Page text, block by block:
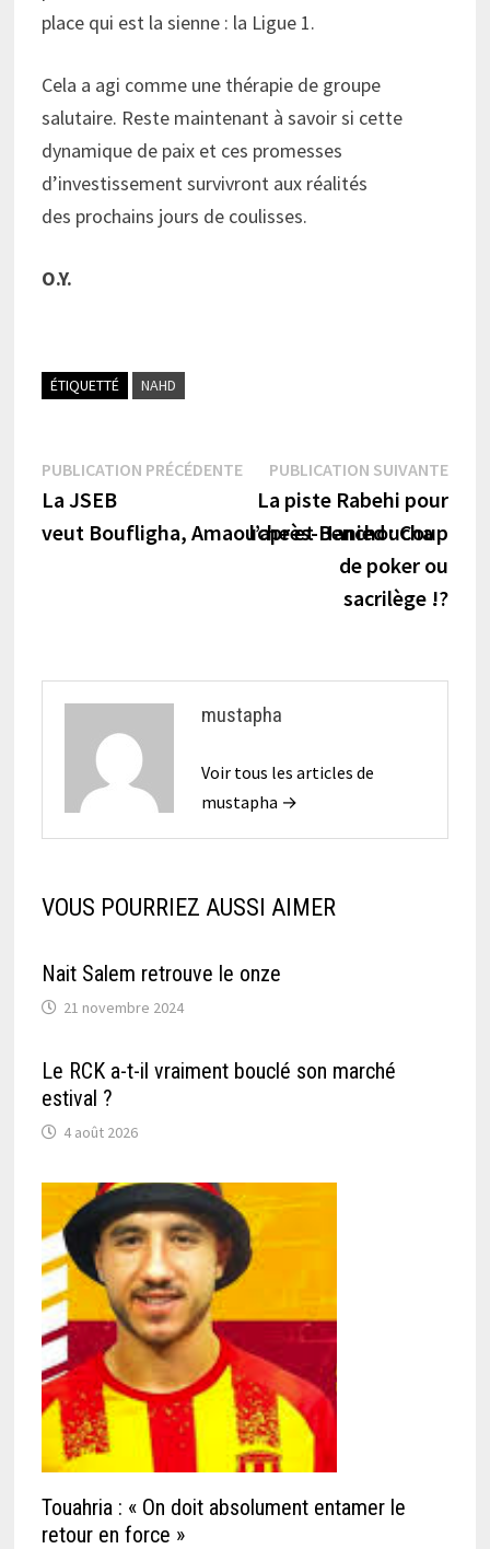
place qui est la sienne : la Ligue 1.
Cela a agi comme une thérapie de groupe
salutaire. Reste maintenant à savoir si cette
dynamique de paix et ces promesses
d’investissement survivront aux réalités
des prochains jours de coulisses.
O.Y.
ÉTIQUETTÉ NAHD
Navigation
de
PUBLICATION PRÉCÉDENTEPublication
précédente :
La JSEB
veut Boufligha, Amaouche et Benchoucha
PUBLICATION SUIVANTE
La piste Rabehi pour
l’après-Hanied : Coup
de poker ou
sacrilège !?
mustapha
Voir tous les articles de
mustapha →
VOUS POURRIEZ AUSSI AIMER
Nait Salem retrouve le onze
21 novembre 2024
Le RCK a-t-il vraiment bouclé son marché
estival ?
4 août 2026
Touahria : « On doit absolument entamer le
retour en force »